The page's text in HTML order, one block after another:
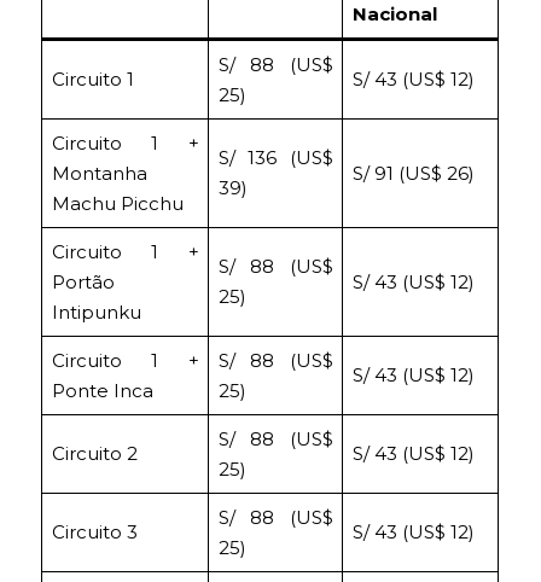
Nacional
Circuito 1
S/ 88 (US$
25)
S/ 43 (US$ 12)
Circuito 1 +
Montanha
Machu Picchu
S/ 136 (US$
39)
S/ 91 (US$ 26)
Circuito 1 +
Portão
Intipunku
S/ 88 (US$
25)
S/ 43 (US$ 12)
Circuito 1 +
Ponte Inca
S/ 88 (US$
25)
S/ 43 (US$ 12)
Circuito 2
S/ 88 (US$
25)
S/ 43 (US$ 12)
Circuito 3
S/ 88 (US$
25)
S/ 43 (US$ 12)